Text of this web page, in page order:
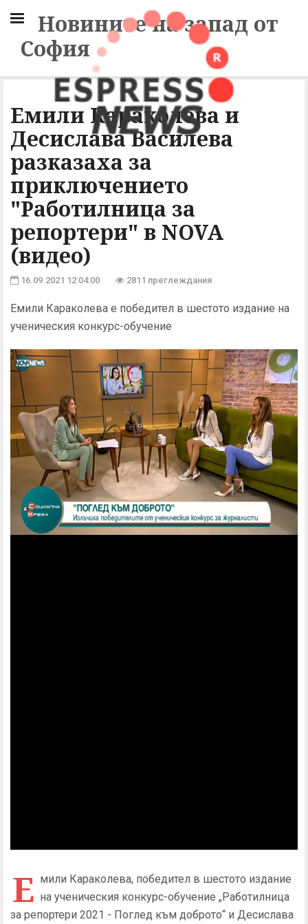
Новините на запад от
София
Емили Караколева и
Десислава Василева
разказаха за
приключението
"Работилница за
репортери" в NOVA
(видео)
16.09.2021 12:04:00 2811 преглеждания
Емили Караколева е победител в шестото издание на
ученическия конкурс-обучение
Е мили Караколева, победител в шестото издание
на ученическия конкурс-обучение „Работилница
за репортери 2021 - Поглед към доброто“ и Десислава